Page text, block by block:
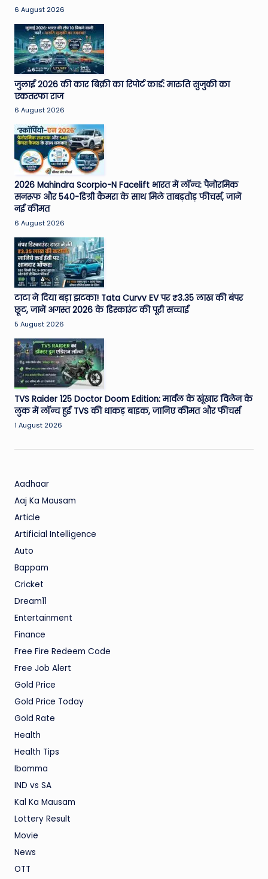
6 August 2026
जुलाई 2026 की कार बिक्री का रिपोर्ट कार्ड: मारुति सुजुकी का
एकतरफा राज
6 August 2026
2026 Mahindra Scorpio-N Facelift भारत में लॉन्च: पैनोरमिक
सनरूफ और 540-डिग्री कैमरा के साथ मिले ताबड़तोड़ फीचर्स, जानें
नई कीमत
6 August 2026
टाटा ने दिया बड़ा झटका! Tata Curvv EV पर ₹3.35 लाख की बंपर
छूट, जानें अगस्त 2026 के डिस्काउंट की पूरी सच्चाई
5 August 2026
TVS Raider 125 Doctor Doom Edition: मार्वल के खूंखार विलेन के
लुक में लॉन्च हुई TVS की धाकड़ बाइक, जानिए कीमत और फीचर्स
1 August 2026
Aadhaar
Aaj Ka Mausam
Article
Artificial Intelligence
Auto
Bappam
Cricket
Dream11
Entertainment
Finance
Free Fire Redeem Code
Free Job Alert
Gold Price
Gold Price Today
Gold Rate
Health
Health Tips
Ibomma
IND vs SA
Kal Ka Mausam
Lottery Result
Movie
News
OTT